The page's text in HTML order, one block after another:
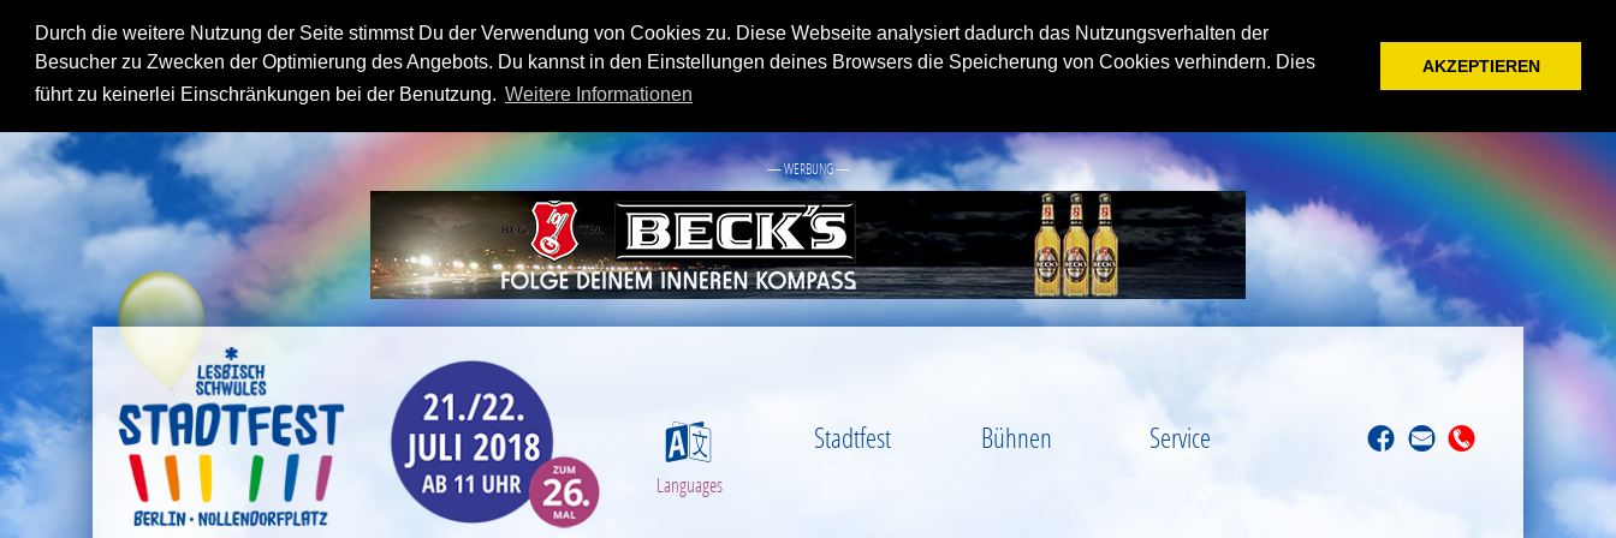
Durch die weitere Nutzung der Seite stimmst Du der Verwendung von Cookies zu. Diese Webseite analysiert dadurch das Nutzungsverhalten der
Besucher zu Zwecken der Optimierung des Angebots. Du kannst in den Einstellungen deines Browsers die Speicherung von Cookies verhindern. Dies
führt zu keinerlei Einschränkungen bei der Benutzung. Weitere Informationen
AKZEPTIEREN
— WERBUNG —
S
Languages
Stadtfest Bühnen Service f M T